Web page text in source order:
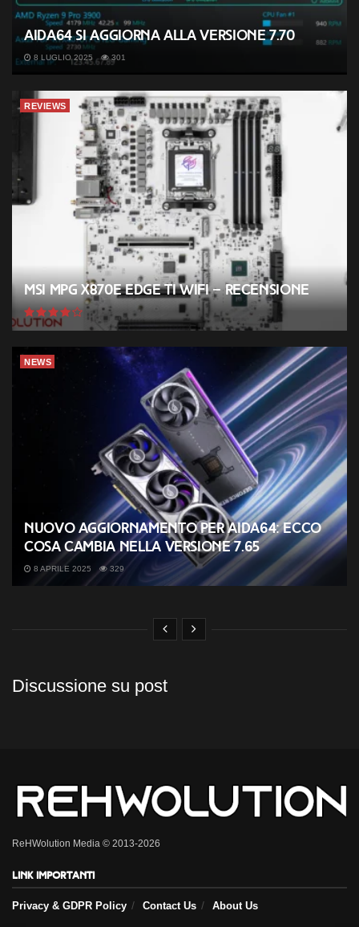
AIDA64 si aggiorna alla versione 7.70
8 LUGLIO 2025 301
REVIEWS
MSI MPG X870E EDGE TI WIFI – Recensione
NEWS
Nuovo aggiornamento per AIDA64: ecco
cosa cambia nella versione 7.65
8 APRILE 2025 329
Discussione su post
ReHWolution Media © 2013-2026
Link importanti
Privacy & GDPR Policy Contact Us About Us